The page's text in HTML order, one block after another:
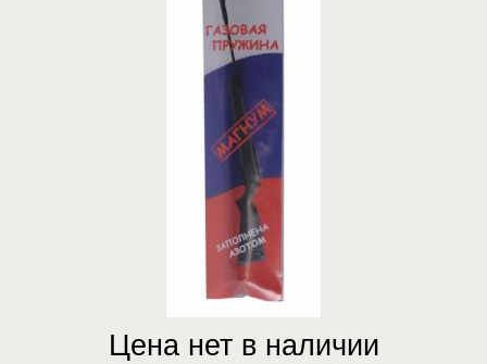
Цена нет в наличии